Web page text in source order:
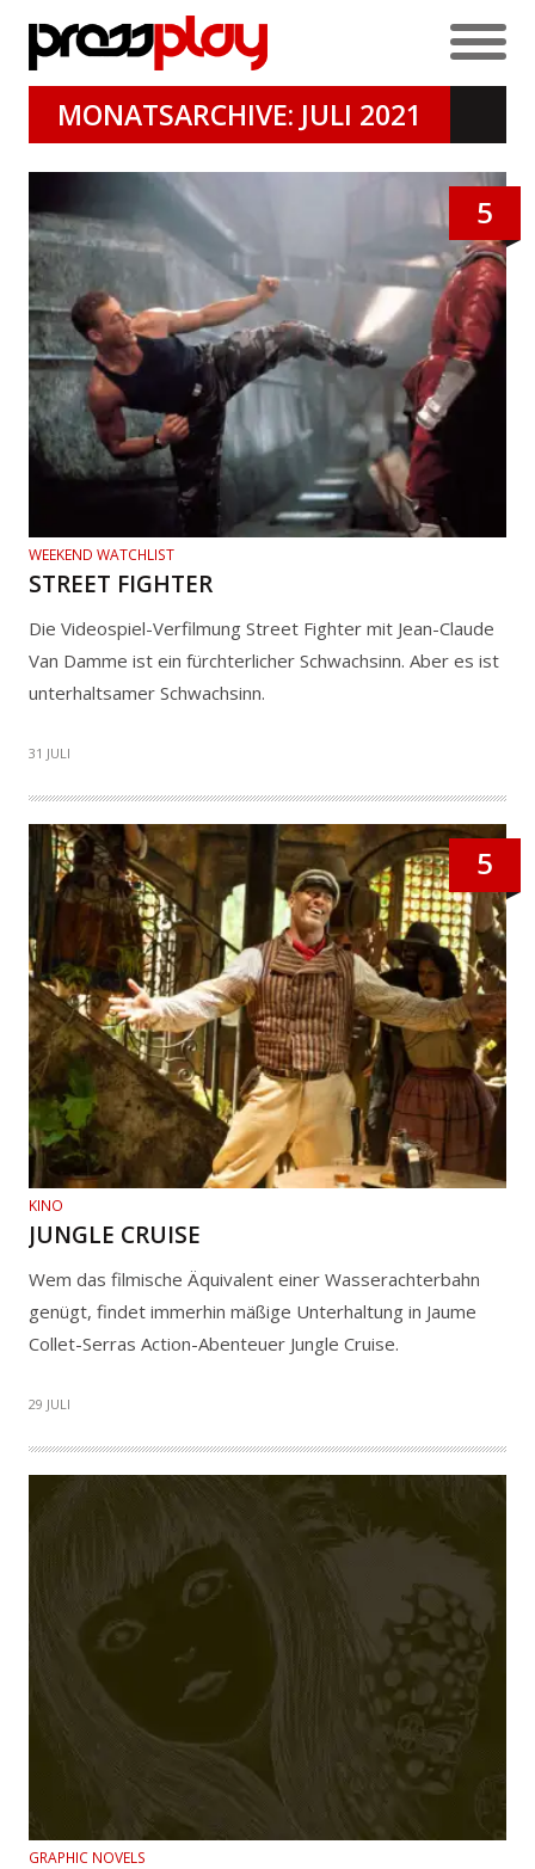
MONATSARCHIVE: JULI 2021
5
WEEKEND WATCHLIST
STREET FIGHTER
Die Videospiel-Verfilmung Street Fighter mit Jean-Claude
Van Damme ist ein fürchterlicher Schwachsinn. Aber es ist
unterhaltsamer Schwachsinn.
31 JULI
5
KINO
JUNGLE CRUISE
Wem das filmische Äquivalent einer Wasserachterbahn
genügt, findet immerhin mäßige Unterhaltung in Jaume
Collet-Serras Action-Abenteuer Jungle Cruise.
29 JULI
GRAPHIC NOVELS